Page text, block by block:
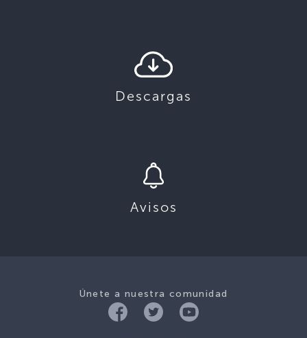
Descargas
Avisos
Únete a nuestra comunidad